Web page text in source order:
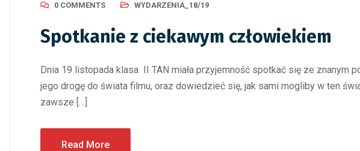
0 COMMENTS WYDARZENIA_18/19
Spotkanie z ciekawym człowiekiem
Dnia 19 listopada klasa II TAN miała przyjemność spotkać się ze
jego drogę do świata filmu, oraz dowiedzieć się, jak sami mogliby w ten
zawsze […]
Read More